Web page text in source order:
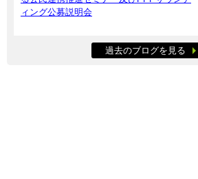
ィング公募説明会
過去のブログを見る